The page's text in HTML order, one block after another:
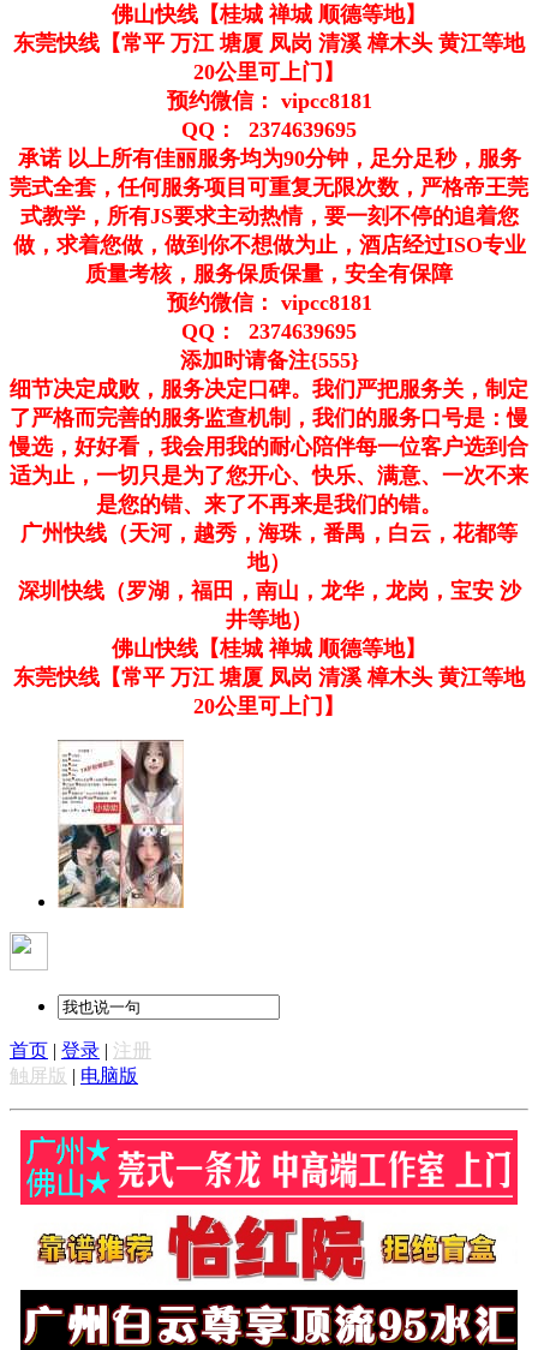
佛山快线【桂城 禅城 顺德等地】
东莞快线【常平 万江 塘厦 凤岗 清溪 樟木头 黄江等地
20公里可上门】
预约微信： vipcc8181
QQ： 2374639695
承诺 以上所有佳丽服务均为90分钟，足分足秒，服务
莞式全套，任何服务项目可重复无限次数，严格帝王莞
式教学，所有JS要求主动热情，要一刻不停的追着您
做，求着您做，做到你不想做为止，酒店经过ISO专业
质量考核，服务保质保量，安全有保障
预约微信： vipcc8181
QQ： 2374639695
添加时请备注{555}
细节决定成败，服务决定口碑。我们严把服务关，制定
了严格而完善的服务监查机制，我们的服务口号是：慢
慢选，好好看，我会用我的耐心陪伴每一位客户选到合
适为止，一切只是为了您开心、快乐、满意、一次不来
是您的错、来了不再来是我们的错。
广州快线（天河，越秀，海珠，番禺，白云，花都等
地）
深圳快线（罗湖，福田，南山，龙华，龙岗，宝安 沙
井等地）
佛山快线【桂城 禅城 顺德等地】
东莞快线【常平 万江 塘厦 凤岗 清溪 樟木头 黄江等地
20公里可上门】
首页 | 登录 | 注册
触屏版 | 电脑版